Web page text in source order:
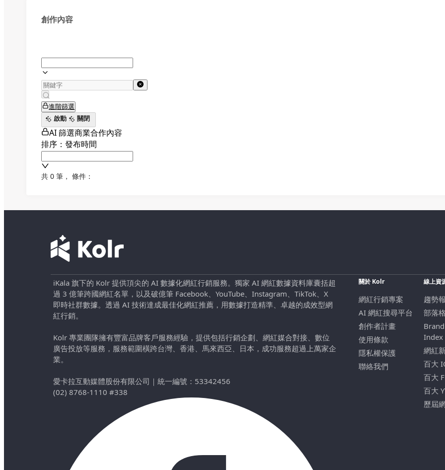
創作內容
進階篩選
啟動
關閉
AI 篩選商業合作內容
排序：發布時間
共 0 筆 ， 條件：
iKala 旗下的 Kolr 提供頂尖的 AI 數據化網紅行銷服務。獨家 AI 網紅數據資料庫囊括超
過 3 億筆跨國網紅名單，以及破億筆 Facebook、YouTube、Instagram、TikTok、X
即時社群數據。透過 AI 技術達成最佳化網紅推薦，用數據打造精準、卓越的成效型網
紅行銷。
Kolr 專業團隊擁有豐富品牌客戶服務經驗，提供包括行銷企劃、網紅媒合對接、數位
廣告投放等服務，服務範圍橫跨台灣、香港、馬來西亞、日本，成功服務超過上萬家企
業。
愛卡拉互動媒體股份有限公司 ｜ 統一編號：53342456
(02) 8768-1110 #338
關於 Kolr
網紅行銷專案
AI 網紅搜尋平台
創作者計畫
使用條款
隱私權保護
聯絡我們
線上資
趨勢
部落格
Index
網紅
百大
百大
百大
歷屆